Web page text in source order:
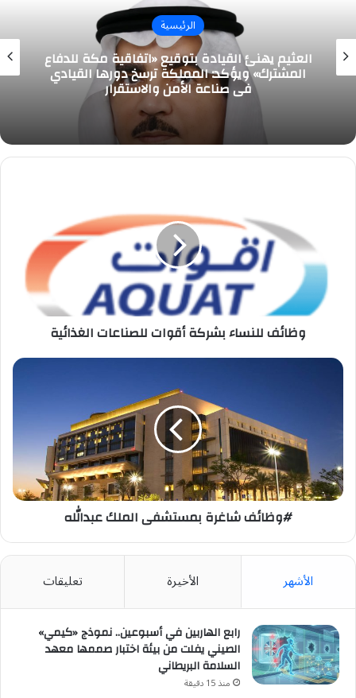
الرئيسية
العثيم يهنئ القيادة بتوقيع «اتفاقية مكة للدفاع
المشترك» ويؤكد: المملكة ترسخ دورها القيادي
في صناعة الأمن والاستقرار
للصناعات
الغذائية
وظائف للنساء بشركة أقوات للصناعات الغذائية
#وظائف
#وظائف شاغرة بمستشفى الملك عبدالله
الأشهر الأخيرة تعليقات
رابع الهاربين في أسبوعين.. نموذج «كيمي»
الصيني يفلت من بيئة اختبار صممها معهد
السلامة البريطاني
منذ 15 دقيقة